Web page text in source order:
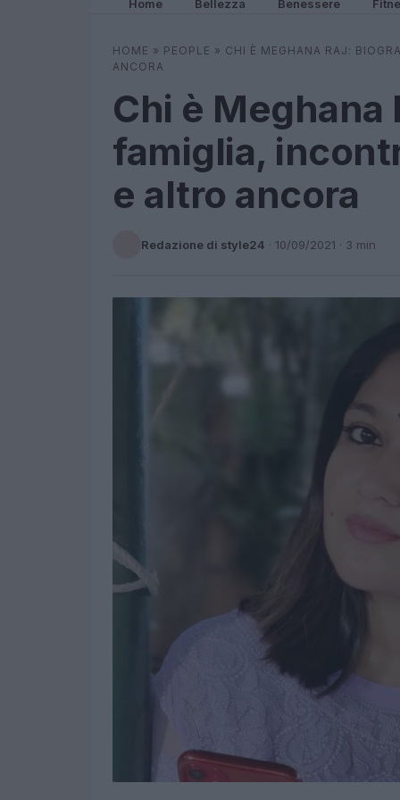
Home Bellezza Benessere
HOME » PEOPLE » CHI È MEGHANA RAJ:
ANCORA
Chi è Meghana
famiglia,
e altro ancora
Redazione di style24 · 10/09/2021 · 3 min